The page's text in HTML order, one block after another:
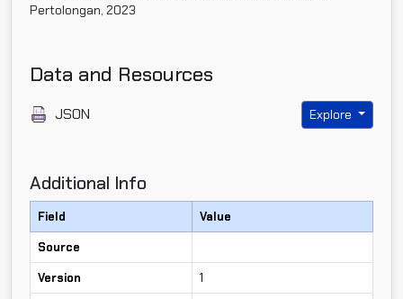
Pertolongan, 2023
Data and Resources
JSON Explore
Additional Info
Field
Value
Source
Version
1